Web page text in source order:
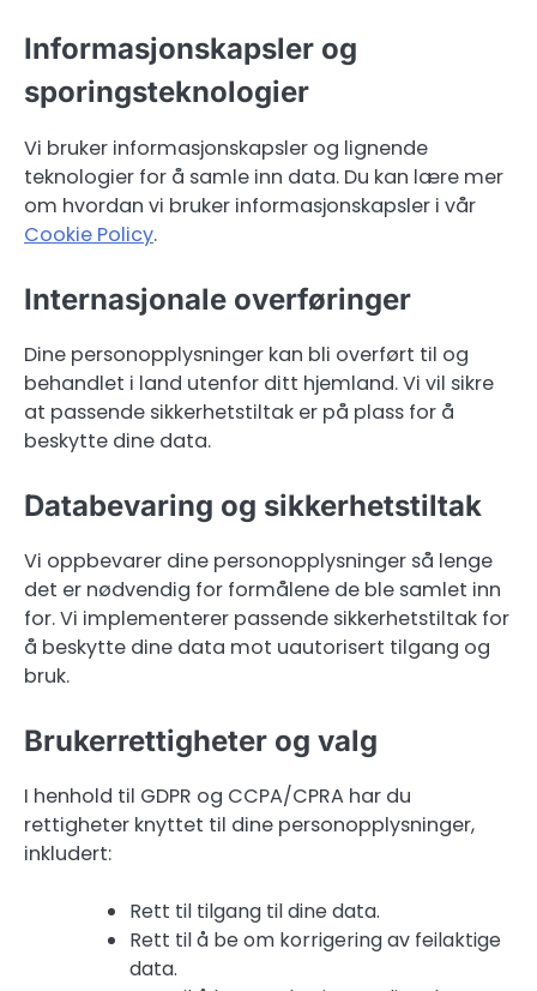
Informasjonskapsler og
sporingsteknologier
Vi bruker informasjonskapsler og lignende
teknologier for å samle inn data. Du kan lære mer
om hvordan vi bruker informasjonskapsler i vår
Cookie Policy.
Internasjonale overføringer
Dine personopplysninger kan bli overført til og
behandlet i land utenfor ditt hjemland. Vi vil sikre
at passende sikkerhetstiltak er på plass for å
beskytte dine data.
Databevaring og sikkerhetstiltak
Vi oppbevarer dine personopplysninger så lenge
det er nødvendig for formålene de ble samlet inn
for. Vi implementerer passende sikkerhetstiltak for
å beskytte dine data mot uautorisert tilgang og
bruk.
Brukerrettigheter og valg
I henhold til GDPR og CCPA/CPRA har du
rettigheter knyttet til dine personopplysninger,
inkludert:
Rett til tilgang til dine data.
Rett til å be om korrigering av feilaktige
data.